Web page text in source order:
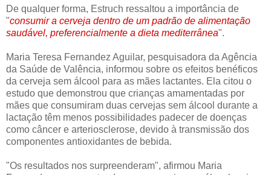
De qualquer forma, Estruch ressaltou a importância de
"consumir a cerveja dentro de um padrão de alimentação
saudável, preferencialmente a dieta mediterrânea".
Maria Teresa Fernandez Aguilar, pesquisadora da Agência
da Saúde de Valência, informou sobre os efeitos benéficos
da cerveja sem álcool para as mães lactantes. Ela citou o
estudo que demonstrou que crianças amamentadas por
mães que consumiram duas cervejas sem álcool durante a
lactação têm menos possibilidades padecer de doenças
como câncer e arteriosclerose, devido à transmissão dos
componentes antioxidantes de bebida.
"Os resultados nos surpreenderam", afirmou Maria